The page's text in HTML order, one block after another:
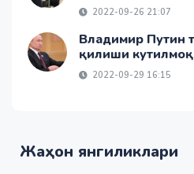
2022-09-26 21:07
Владимир Путин
қилиши
2022-09-29 16:15
Жаҳон янгиликлари